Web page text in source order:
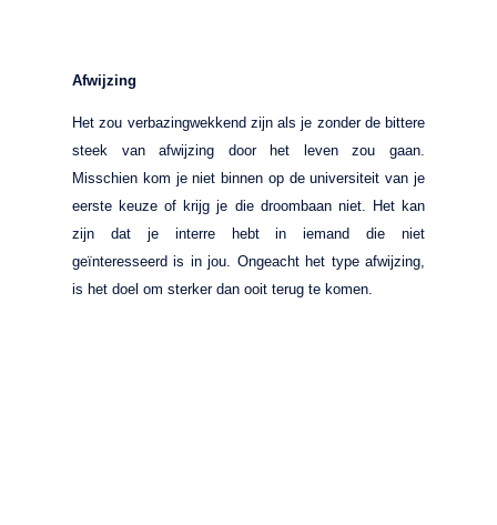
Afwijzing
Het zou verbazingwekkend zijn als je zonder de bittere
steek van afwijzing door het leven zou gaan.
Misschien kom je niet binnen op de universiteit van je
eerste keuze of krijg je die droombaan niet. Het kan
zijn dat je interre hebt in iemand die niet
geïnteresseerd is in jou. Ongeacht het type afwijzing,
is het doel om sterker dan ooit terug te komen.